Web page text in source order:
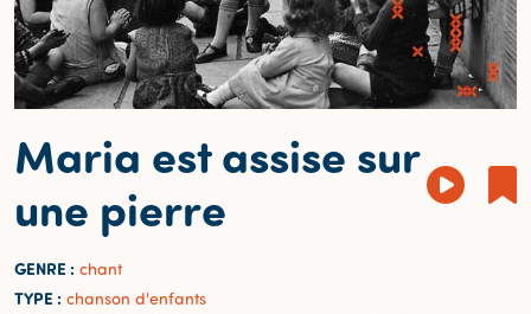
Maria est assise sur
une pierre
GENRE : chant
TYPE : chanson d'enfants